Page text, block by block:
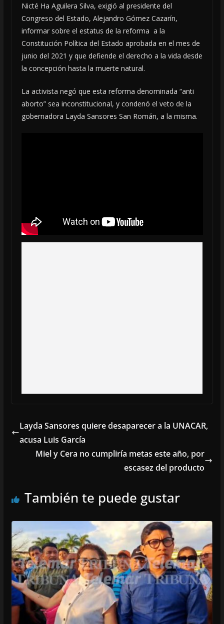
Nicté Ha Aguilera Silva, exigió al presidente del
Congreso del Estado, Alejandro Gómez Cazarín,
informar sobre el estatus de la reforma a la
Constitución Política del Estado aprobada en el mes de
junio del 2021 y que defiende el derecho a la vida desde
la concepción hasta la muerte natural.
La activista negó que esta reforma denominada “anti
aborto” sea inconstitucional, y condenó el veto de la
gobernadora Layda Sansores San Román, a la misma.
Layda Sansores quiere desaparecer a la UNACAR,
acusa Luis García
Miel y Cera no cumpliría metas este año, por
escasez del producto
También te puede gustar